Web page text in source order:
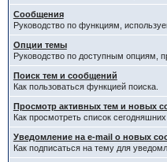
Сообщения
Руководство по функциям,
Опции темы
Руководство по доступным опциям,
Поиск тем и сообщений
Как пользоваться функцией поиска.
Просмотр активных тем и новых
Как просмотреть список
Уведомление на e-mail о новых
Как подписаться на тему для